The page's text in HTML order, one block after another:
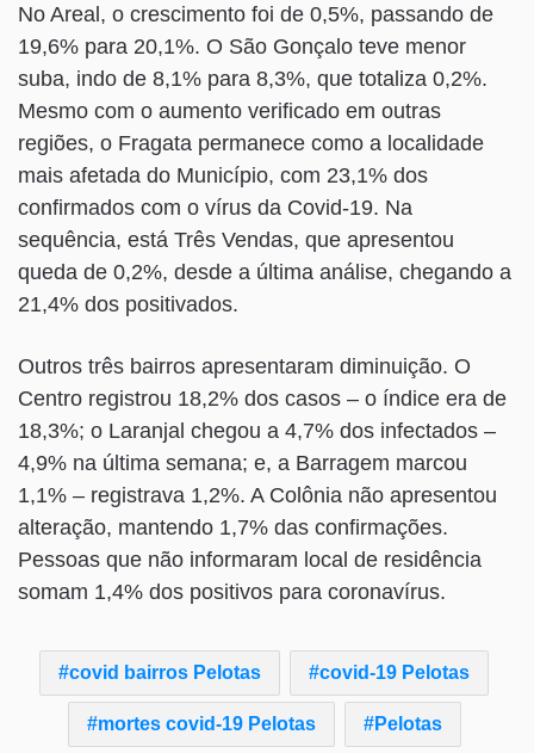
No Areal, o crescimento foi de 0,5%, passando de
19,6% para 20,1%. O São Gonçalo teve menor
suba, indo de 8,1% para 8,3%, que totaliza 0,2%.
Mesmo com o aumento verificado em outras
regiões, o Fragata permanece como a localidade
mais afetada do Município, com 23,1% dos
confirmados com o vírus da Covid-19. Na
sequência, está Três Vendas, que apresentou
queda de 0,2%, desde a última análise, chegando a
21,4% dos positivados.
Outros três bairros apresentaram diminuição. O
Centro registrou 18,2% dos casos – o índice era de
18,3%; o Laranjal chegou a 4,7% dos infectados –
4,9% na última semana; e, a Barragem marcou
1,1% – registrava 1,2%. A Colônia não apresentou
alteração, mantendo 1,7% das confirmações.
Pessoas que não informaram local de residência
somam 1,4% dos positivos para coronavírus.
covid bairros Pelotas covid-19 Pelotas
mortes covid-19 Pelotas Pelotas